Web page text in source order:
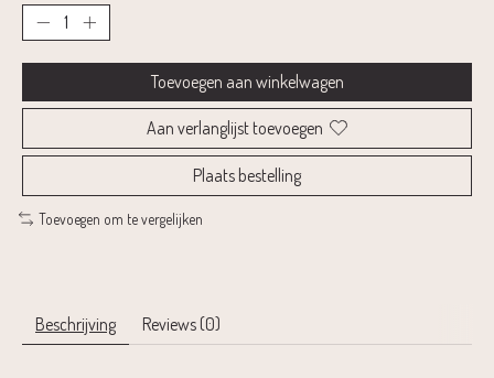
Toevoegen aan winkelwagen
Aan verlanglijst toevoegen
Plaats bestelling
Toevoegen om te vergelijken
Beschrijving Reviews (0)